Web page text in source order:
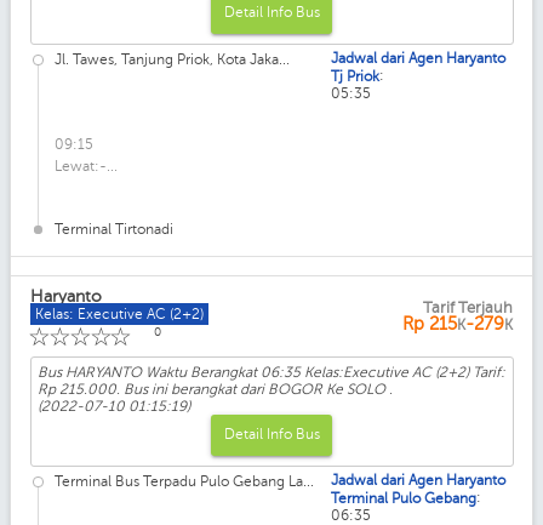
Detail Info Bus
Jl. Tawes, Tanjung Priok, Kota Jaka...
09:15
Lewat:-...
Terminal Tirtonadi
Jadwal dari Agen Haryanto
Tj Priok:
05:35
Haryanto
Kelas: Executive AC (2+2)
☆
☆
☆
☆
☆ 0
Tarif Terjauh
Rp 215K-279K
Bus HARYANTO Waktu Berangkat 06:35 Kelas:Executive AC (2+2) Tarif:
Rp 215.000. Bus ini berangkat dari BOGOR Ke SOLO .
(2022-07-10 01:15:19)
Detail Info Bus
Terminal Bus Terpadu Pulo Gebang La...
Jadwal dari Agen Haryanto
Terminal Pulo Gebang:
06:35